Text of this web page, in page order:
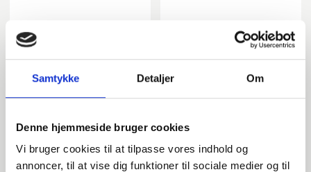
Samtykke Detaljer Om
Denne hjemmeside bruger cookies
Vi bruger cookies til at tilpasse vores indhold og
annoncer, til at vise dig funktioner til sociale medier og til
T: 35 - Svejsekrave
T: 02 - Presset
løsflange